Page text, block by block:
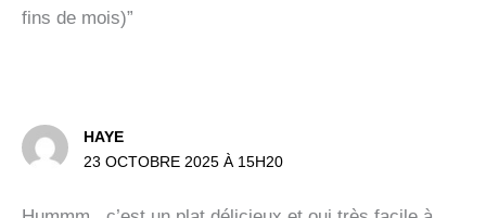
fins de mois)”
HAYE
23 OCTOBRE 2025 À 15H20